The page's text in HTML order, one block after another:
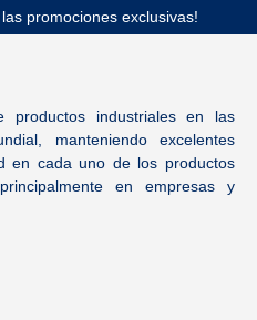
promociones exclusivas!
productos industriales en las
manteniendo excelentes
en cada uno de los productos
en empresas y